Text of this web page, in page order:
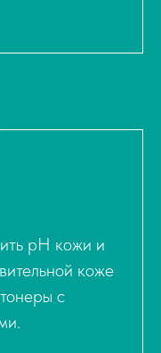
pH кожи и
коже
с